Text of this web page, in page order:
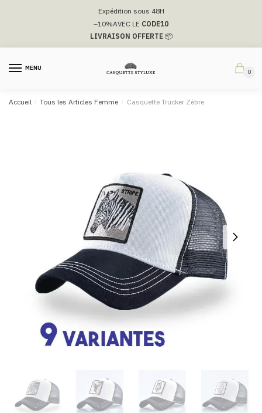
navigation
Expédition sous 48H
–10%AVEC LE CODE10
LIVRAISON OFFERTE📦
MENU
0
Accueil / Tous les Articles Femme / Casquette Trucker Zèbre